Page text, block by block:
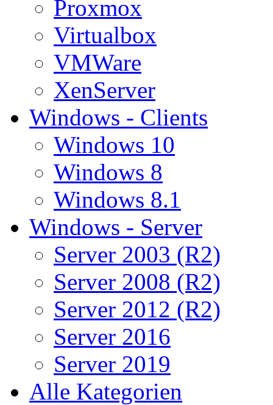
Proxmox
Virtualbox
VMWare
XenServer
Windows - Clients
Windows 10
Windows 8
Windows 8.1
Windows - Server
Server 2003 (R2)
Server 2008 (R2)
Server 2012 (R2)
Server 2016
Server 2019
Alle Kategorien